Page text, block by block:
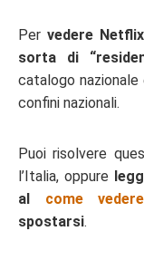
Per vedere
sorta di
catalogo nazionale
confini nazionali.
Puoi risolvere
l’Italia, oppure
al come
spostarsi.